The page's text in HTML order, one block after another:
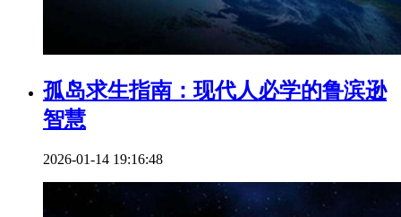
孤岛求生指南：现代人必学的鲁滨逊
智慧
2026-01-14 19:16:48